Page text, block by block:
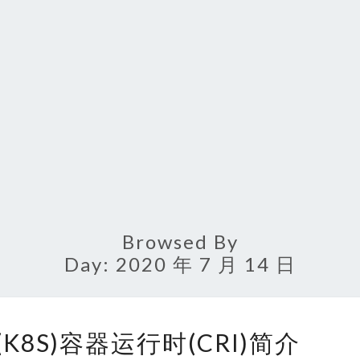
Browsed By
Day: 2020 年 7 月 14 日
容
容器运行时(CRI)简介